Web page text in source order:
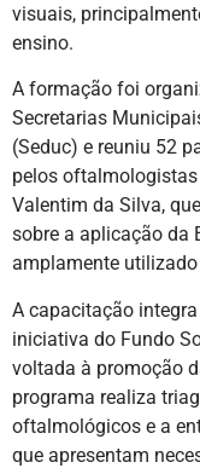
visuais,
ensino.
A formação foi
Secretarias
(Seduc) e reuniu 52
pelos oftalmologistas
Valentim da Silva,
sobre a aplicação da
amplamente
A capacitação
iniciativa do Fundo
voltada à promoção
programa realiza
oftalmológicos e a
que apresentam